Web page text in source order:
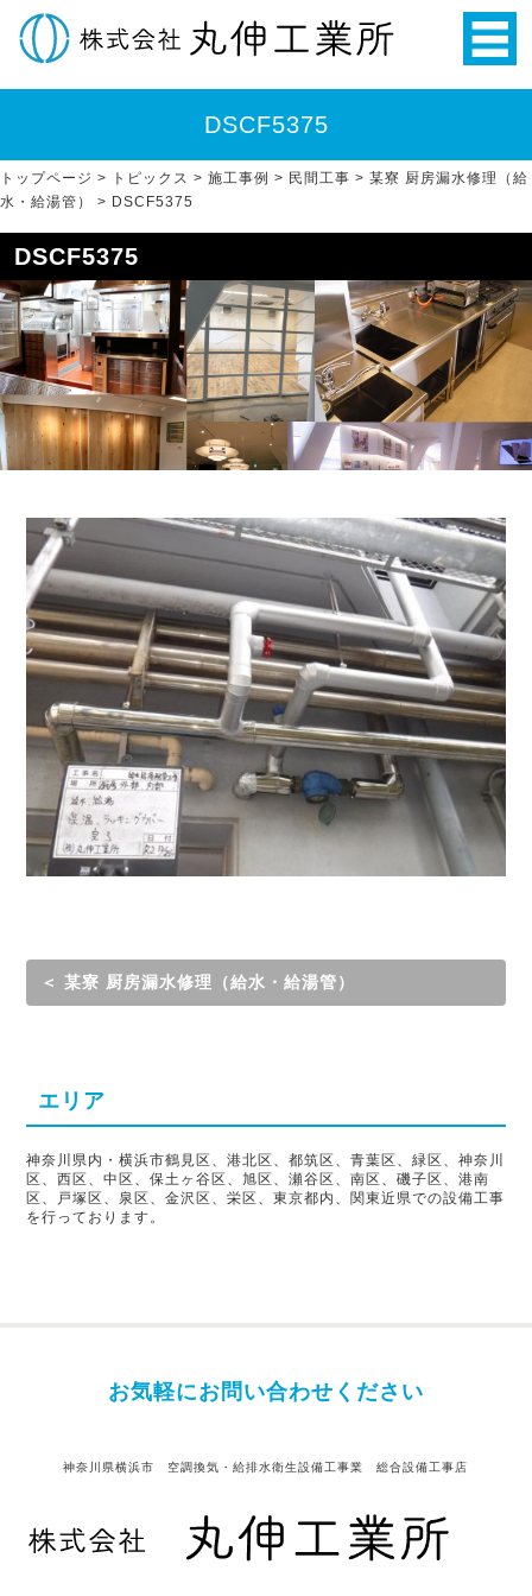
DSCF5375
トップページ > トピックス > 施工事例 > 民間工事 > 某寮 厨房漏水修理（給
水・給湯管）
> DSCF5375
DSCF5375
＜ 某寮 厨房漏水修理（給水・給湯管）
エリア
神奈川県内・横浜市鶴見区、港北区、都筑区、青葉区、緑区、神奈川
区、西区、中区、保土ヶ谷区、旭区、瀬谷区、南区、磯子区、港南
区、戸塚区、泉区、金沢区、栄区、東京都内、関東近県での設備工事
を行っております。
お気軽にお問い合わせください
神奈川県横浜市 空調換気・給排水衛生設備工事業 総合設備工事店